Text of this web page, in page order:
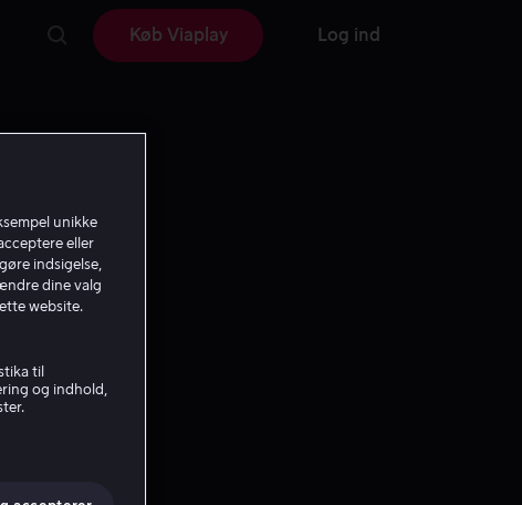
Køb Viaplay Log ind
unikke
eller
indsigelse,
dine valg
website.
til
og indhold,